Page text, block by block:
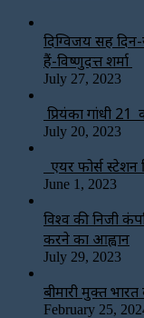
दिग्विजय सिंह
हैं-विष्णुदत्त शर्मा
July 27, 2023
प्रियंका गांधी 21
July 20, 2023
एयर फोर्स
June 1, 2023
विश्‍व की निजी
करने का आह्वान
July 29, 2023
बीमारी मुक्त भारत
February 25,